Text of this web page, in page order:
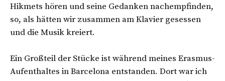
Hikmets hören und seine Gedanken nachempfinden,
so, als hätten wir zusammen am Klavier gesessen
und die Musik kreiert.
Ein Großteil der Stücke ist während meines Erasmus-
Aufenthaltes in Barcelona entstanden. Dort war ich